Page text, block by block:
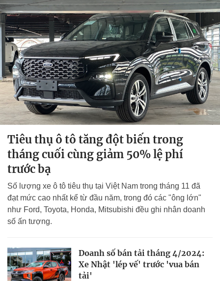
Tiêu thụ ô tô tăng đột biến trong
tháng cuối cùng giảm 50% lệ phí
trước bạ
Số lượng xe ô tô tiêu thụ tại Việt Nam trong tháng 11 đã
đạt mức cao nhất kể từ đầu năm, trong đó các "ông lớn"
như Ford, Toyota, Honda, Mitsubishi đều ghi nhân doanh
số ấn tượng.
Doanh số bán tải tháng 4/2024:
Xe Nhật 'lép vế' trước 'vua bán
tải'